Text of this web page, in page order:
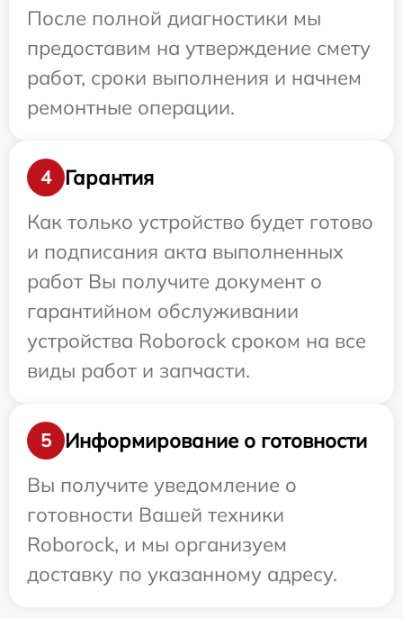
После полной диагностики мы
предоставим на утверждение смету
работ, сроки выполнения и начнем
ремонтные операции.
4
Гарантия
Как только устройство будет готово
и подписания акта выполненных
работ Вы получите документ о
гарантийном обслуживании
устройства Roborock сроком на все
виды работ и запчасти.
5
Информирование о готовности
Вы получите уведомление о
готовности Вашей техники
Roborock, и мы организуем
доставку по указанному адресу.